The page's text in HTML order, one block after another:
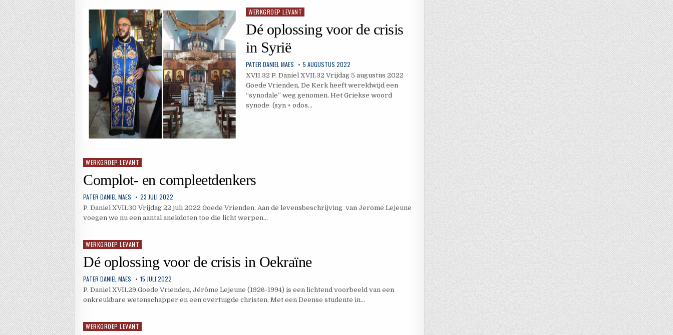
Geplaatst
WERKGROEP LEVANT
Dé oplossing voor de crisis
in Syrië
PATER DANIEL MAES 5 AUGUSTUS 2022
XVII.32 P. Daniel XVII.32 Vrijdag 5 augustus 2022
Goede Vrienden, De Kerk heeft wereldwijd een
“synodale” weg genomen. Het Griekse woord
synode (syn + odos…
Geplaatst
WERKGROEP LEVANT
Complot- en compleetdenkers
PATER DANIEL MAES 23 JULI 2022
P. Daniel XVII.30 Vrijdag 22 juli 2022 Goede Vrienden, Aan de levensbeschrijving van Jerome Lejeune
voegen we nu een aantal anekdoten toe die licht werpen…
Geplaatst
WERKGROEP LEVANT
Dé oplossing voor de crisis in Oekraïne
PATER DANIEL MAES 15 JULI 2022
P. Daniel XVII.29 Goede Vrienden, Jérôme Lejeune (1926-1994) is een lichtend voorbeeld van een
onkreukbare wetenschapper en een overtuigde christen. Met een Deense studente in…
Geplaatst
WERKGROEP LEVANT